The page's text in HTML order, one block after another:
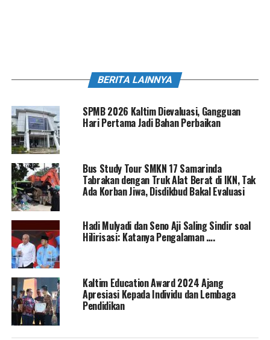
BERITA LAINNYA
SPMB 2026 Kaltim Dievaluasi, Gangguan
Hari Pertama Jadi Bahan Perbaikan
Bus Study Tour SMKN 17 Samarinda
Tabrakan dengan Truk Alat Berat di IKN, Tak
Ada Korban Jiwa, Disdikbud Bakal Evaluasi
Hadi Mulyadi dan Seno Aji Saling Sindir soal
Hilirisasi: Katanya Pengalaman ….
Kaltim Education Award 2024 Ajang
Apresiasi Kepada Individu dan Lembaga
Pendidikan